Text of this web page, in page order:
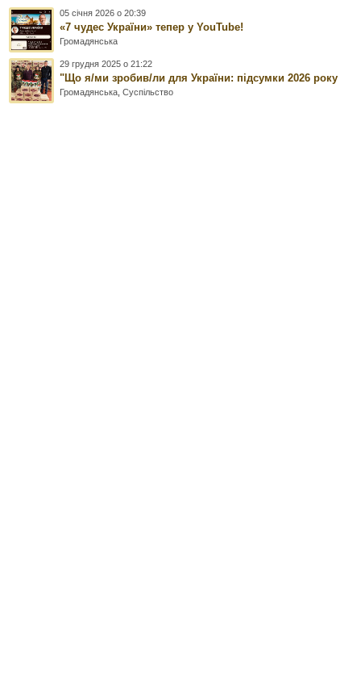
05 січня 2026 о 20:39
«7 чудес України» тепер у YouTube!
Громадянська
29 грудня 2025 о 21:22
"Що я/ми зробив/ли для України: підсумки 2026 року
Громадянська ,Суспільство